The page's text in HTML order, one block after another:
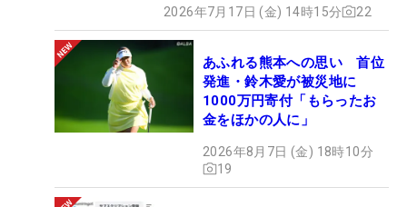
2026年7月17日 (金) 14時15分 22
あふれる熊本への思い 首位
発進・鈴木愛が被災地に
1000万円寄付「もらったお
金をほかの人に」
2026年8月7日 (金) 18時10分
19